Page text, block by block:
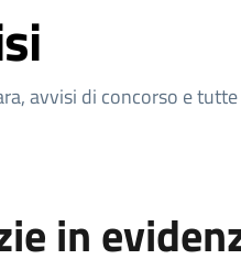
avvisi di concorso e
in